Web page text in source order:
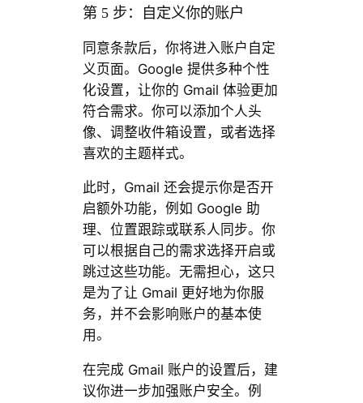
第 5 步：自定义你的账户
同意条款后，你将进入账户自定
义页面。Google 提供多种个性
化设置，让你的 Gmail 体验更加
符合需求。你可以添加个人头
像、调整收件箱设置，或者选择
喜欢的主题样式。
此时，Gmail 还会提示你是否开
启额外功能，例如 Google 助
理、位置跟踪或联系人同步。你
可以根据自己的需求选择开启或
跳过这些功能。无需担心，这只
是为了让 Gmail 更好地为你服
务，并不会影响账户的基本使
用。
在完成 Gmail 账户的设置后，建
议你进一步加强账户安全。例